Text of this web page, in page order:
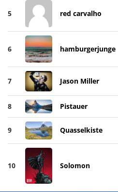
5 red carvalho
6 hamburgerjunge
7 Jason Miller
8 Pistauer
9 Quasselkiste
10 Solomon